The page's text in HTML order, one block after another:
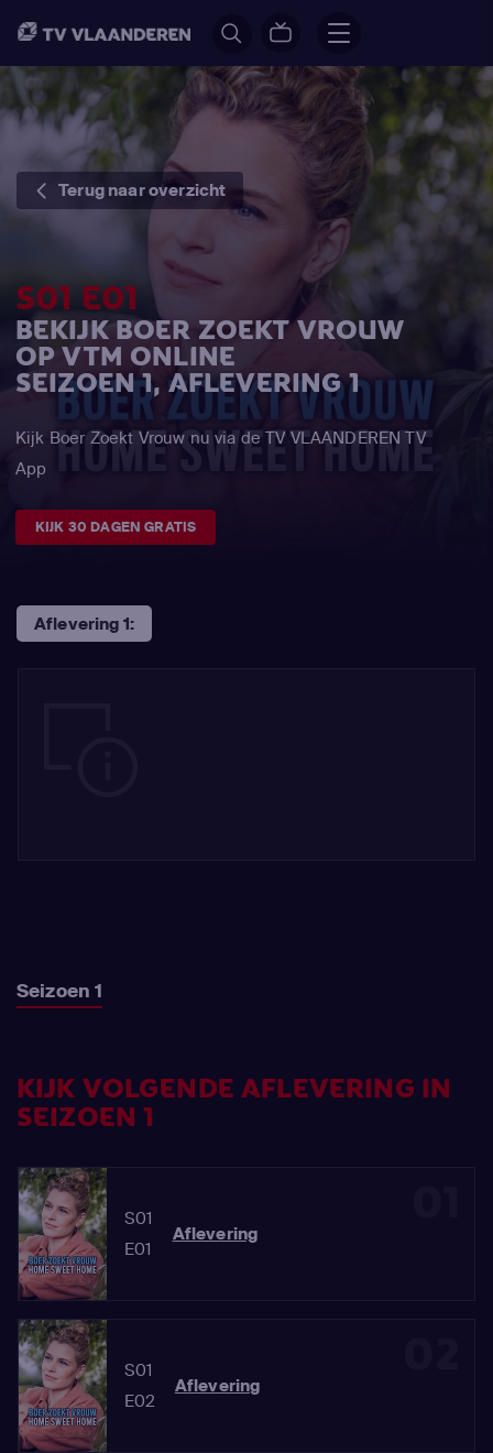
Terug naar overzicht
S01 E01
BEKIJK BOER ZOEKT VROUW
OP VTM ONLINE
SEIZOEN 1, AFLEVERING 1
Kijk Boer Zoekt Vrouw nu via de TV VLAANDEREN TV
App
KIJK 30 DAGEN GRATIS
Aflevering 1:
Seizoen 1
KIJK VOLGENDE AFLEVERING IN
SEIZOEN 1
S01
E01
Aflevering
S01
E02
Aflevering